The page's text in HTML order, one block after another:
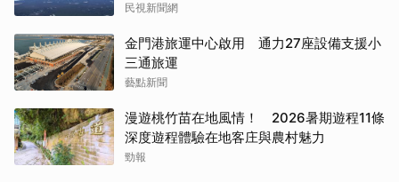
民視新聞網
金門港旅運中心啟用 通力27座設備支援小
三通旅運
藝點新聞
漫遊桃竹苗在地風情！ 2026暑期遊程11條
深度遊程體驗在地客庄與農村魅力
勁報